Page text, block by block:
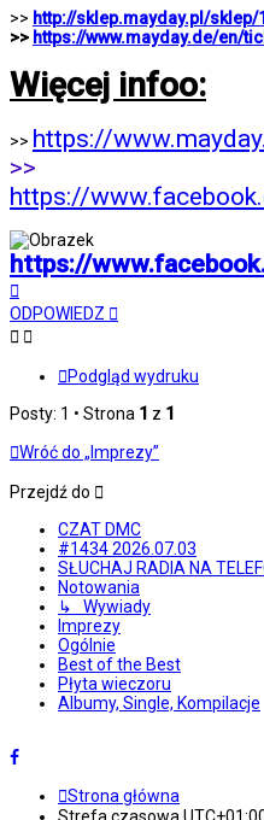
>> http://sklep.mayday.pl/
>> https://www.mayday.de/en/
Więcej infoo:
>> https://
>>
https://
https://
górę
ODPOWIEDZ
Podgląd wydruku
Posty: 1 • Strona 1 z 1
Wróć do „Imprezy”
Przejdź do
CZAT DMC
#1434 2026.07.03
SŁUCHAJ RADIA NA
Notowania
↳ Wywiady
Imprezy
Ogólnie
Best of the Best
Płyta wieczoru
Albumy, Single, Kompilacje
Strona główna